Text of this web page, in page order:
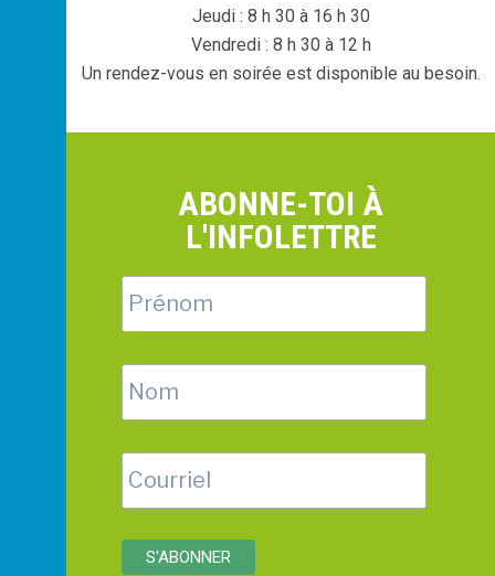
Jeudi : 8 h 30 à 16 h 30
Vendredi : 8 h 30 à 12 h
Un rendez-vous en soirée est disponible au besoin.
ABONNE-TOI À
L'INFOLETTRE